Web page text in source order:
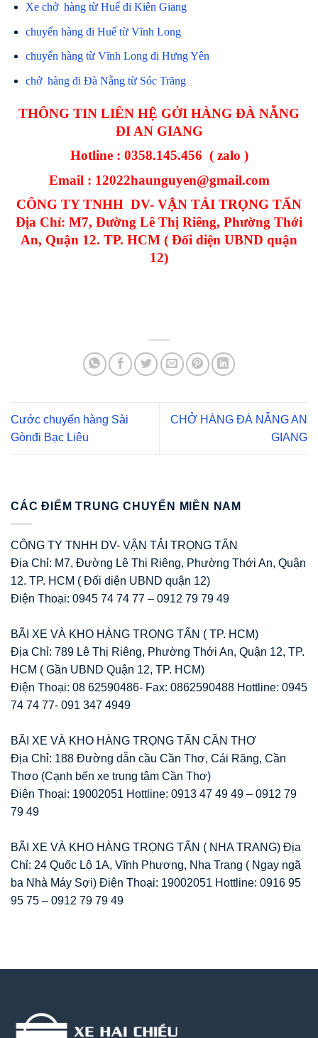
Xe chở hàng từ Huế đi Kiên Giang
chuyển hàng đi Huế từ Vĩnh Long
chuyển hàng từ Vĩnh Long đi Hưng Yên
chở hàng đi Đà Nẵng từ Sóc Trăng
THÔNG TIN LIÊN HỆ GỞI HÀNG ĐÀ NẴNG
ĐI AN GIANG
Hotline : 0358.145.456 ( zalo )
Email : 12022haunguyen@gmail.com
CÔNG TY TNHH DV- VẬN TẢI TRỌNG TẤN
Địa Chỉ: M7, Đường Lê Thị Riêng, Phường Thới
An, Quận 12. TP. HCM ( Đối diện UBND quận
12)
Cước chuyển hàng Sài
Gònđi Bạc Liêu
CHỞ HÀNG ĐÀ NẴNG AN
GIANG
CÁC ĐIỂM TRUNG CHUYỂN MIỀN NAM
CÔNG TY TNHH DV- VẬN TẢI TRỌNG TẤN
Địa Chỉ: M7, Đường Lê Thị Riêng, Phường Thới An, Quận
12. TP. HCM ( Đối diện UBND quận 12)
Điện Thoại: 0945 74 74 77 – 0912 79 79 49
BÃI XE VÀ KHO HÀNG TRỌNG TẤN ( TP. HCM)
Địa Chỉ: 789 Lê Thị Riêng, Phường Thới An, Quận 12, TP.
HCM ( Gần UBND Quận 12, TP. HCM)
Điện Thoại: 08 62590486- Fax: 0862590488 Hottline: 0945
74 74 77- 091 347 4949
BÃI XE VÀ KHO HÀNG TRỌNG TẤN CẦN THƠ
Địa Chỉ: 188 Đường dẫn cầu Cần Thơ, Cái Răng, Cần
Thơo (Cạnh bến xe trung tâm Cần Thơ)
Điện Thoại: 19002051 Hottline: 0913 47 49 49 – 0912 79
79 49
BÃI XE VÀ KHO HÀNG TRỌNG TẤN ( NHA TRANG) Địa
Chỉ: 24 Quốc Lộ 1A, Vĩnh Phương, Nha Trang ( Ngay ngã
ba Nhà Máy Sợi) Điện Thoại: 19002051 Hottline: 0916 95
95 75 – 0912 79 79 49